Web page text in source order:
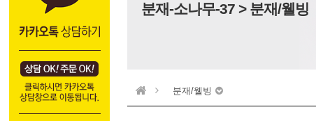
분재-소나무-37 > 분재/웰빙
분재/웰빙